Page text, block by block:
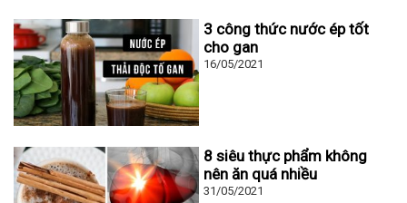
3 công thức nước ép tốt
cho gan
16/05/2021
8 siêu thực phẩm không
nên ăn quá nhiều
31/05/2021